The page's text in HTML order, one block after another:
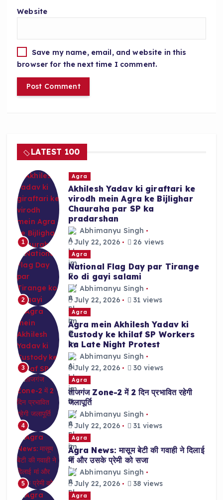
Website
Save my name, email, and website in this
browser for the next time I comment.
LATEST 100
1
Agra
Akhilesh Yadav ki giraftari ke
virodh mein Agra ke Bijlighar
Chauraha par SP ka
pradarshan
Abhimanyu Singh
July 22, 2026
26 views
2
Agra
National Flag Day par Tirange
ko di gayi salami
Abhimanyu Singh
July 22, 2026
31 views
3
Agra
Agra mein Akhilesh Yadav ki
Custody ke khilaf SP Workers
ka Late Night Protest
Abhimanyu Singh
July 22, 2026
30 views
4
Agra
ताजगंज Zone-2 में 2 दिन प्रभावित रहेगी
जलापूर्ति
Abhimanyu Singh
July 22, 2026
31 views
5
Agra
Agra News: मासूम बेटी की गवाही ने दिलाई
मां और उसके प्रेमी को सजा
Abhimanyu Singh
July 22, 2026
38 views
Agra